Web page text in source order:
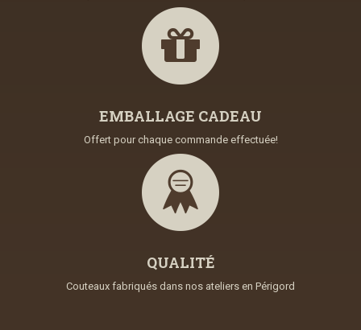
EMBALLAGE CADEAU
Offert pour chaque commande effectuée!
QUALITÉ
Couteaux fabriqués dans nos ateliers en Périgord